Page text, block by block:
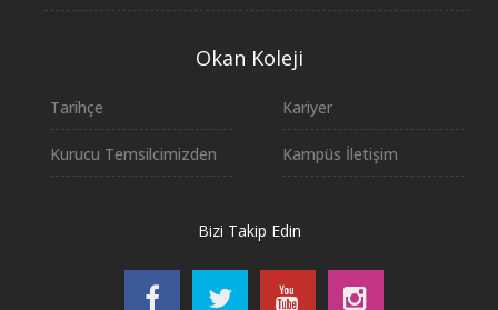
Okan Koleji
Tarihçe
Kurucu Temsilcimizden
Kariyer
Kampüs İletişim
Bizi Takip Edin